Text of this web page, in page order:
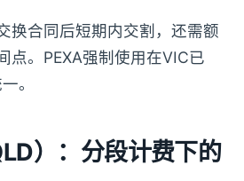
换合同后短期内交割，还需额
点。PEXA强制使用在VIC已
。
）：分段计费下的